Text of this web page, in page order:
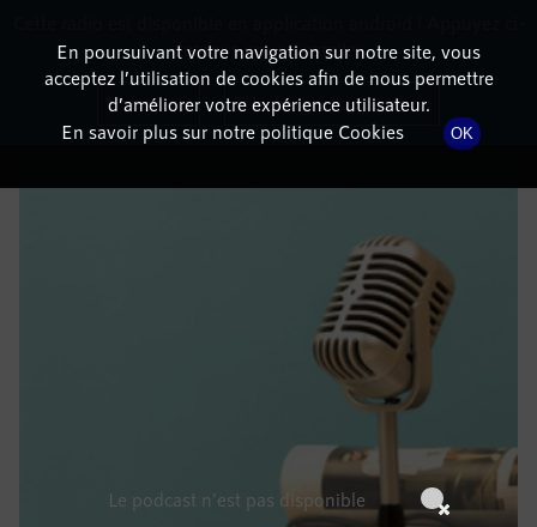
DÉTAILS DE L'ÉPISODE
27 octobre 2021à 6h59, durée : Invalid date
En poursuivant votre navigation sur notre site, vous
acceptez l’utilisation de cookies afin de nous permettre
d’améliorer votre expérience utilisateur.
En savoir plus sur notre politique Cookies
OK
dessous pour l'installer.
Non merci Télécharger l'application
Le podcast n'est pas disponible